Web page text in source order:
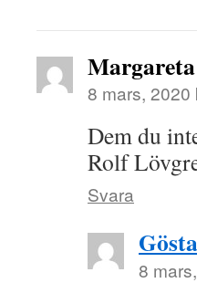
8 mars, 2020
Dem du
Rolf
Svara
8